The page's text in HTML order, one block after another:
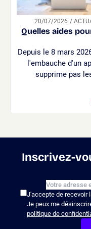
20/07/2026 /
Quelles aides
Depuis le 8 mars
l'embauche d'un
supprime pas
Inscrivez-
J'accepte de recevoir
Je peux me
politique de